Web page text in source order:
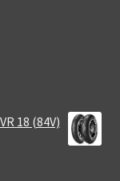
18 (84V)